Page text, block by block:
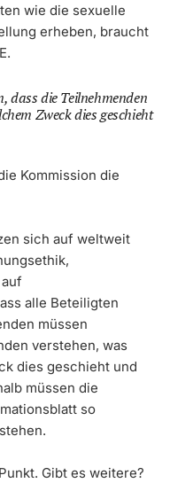
wie die sexuelle
erheben, braucht
dass die Teilnehmenden
Zweck dies geschieht
Kommission die
sich auf weltweit
alle Beteiligten
müssen
verstehen, was
dies geschieht und
müssen die
so
Gibt es weitere?